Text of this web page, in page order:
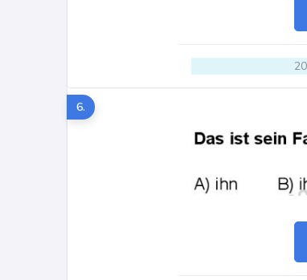
6.